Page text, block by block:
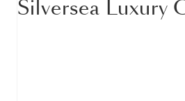
Silversea Luxury